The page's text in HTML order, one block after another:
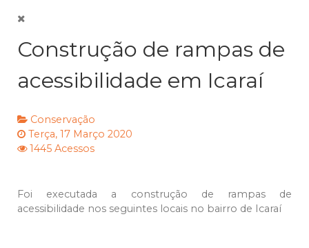
Construção de rampas de
acessibilidade em Icaraí
Conservação
Terça, 17 Março 2020
1445 Acessos
Foi executada a construção de rampas de
acessibilidade nos seguintes locais no bairro de Icaraí